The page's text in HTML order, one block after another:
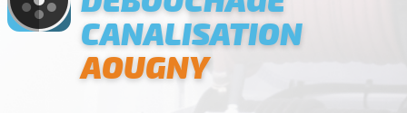
CANALISATION
AOUGNY